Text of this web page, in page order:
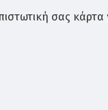
σας